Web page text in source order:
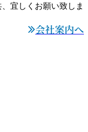
宜しくお願い致しま
会社案内へ